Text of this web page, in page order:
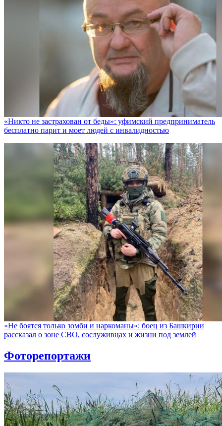
«Никто не заcтрахован от беды»: уфимский предприниматель
бесплатно парит и моет людей с инвалидностью
«Не боятся только зомби и наркоманы»: боец из Башкирии
рассказал о зоне СВО, сослуживцах и жизни под землей
Фоторепортажи